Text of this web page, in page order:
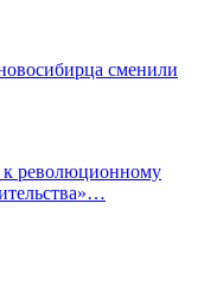
сменили
к революционному